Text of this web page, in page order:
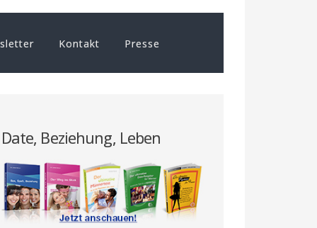
Kontakt Presse
Date, Beziehung, Leben